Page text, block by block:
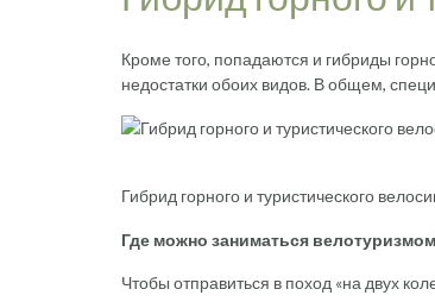
Кроме того, попадаются и гибриды
недостатки обоих видов. В общем,
Гибрид горного и туристического
Где можно заниматься
Чтобы отправиться в поход «на двух